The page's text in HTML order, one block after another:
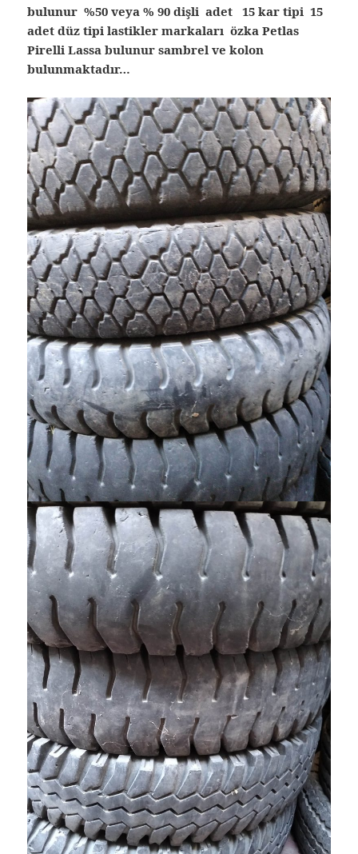
bulunur %50 veya % 90 dişli adet 15 kar tipi 15
adet düz tipi lastikler markaları özka Petlas
Pirelli Lassa bulunur sambrel ve kolon
bulunmaktadır…